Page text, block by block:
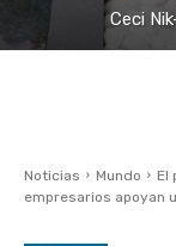
Ceci